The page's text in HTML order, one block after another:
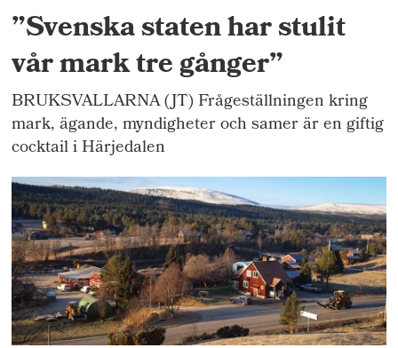
”Svenska staten har stulit
vår mark tre gånger”
BRUKSVALLARNA (JT) Frågeställningen kring
mark, ägande, myndigheter och samer är en giftig
cocktail i Härjedalen